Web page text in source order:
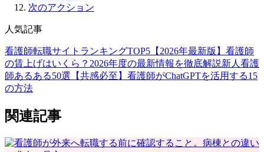
次のアクション
人気記事
看護師転職サイトランキングTOP5【2026年最新版】 看護師
の賃上げはいくら？2026年度の最新情報を徹底解説新人看護
師あるある50選【共感必至】 看護師がChatGPTを活用する15
の方法
関連記事